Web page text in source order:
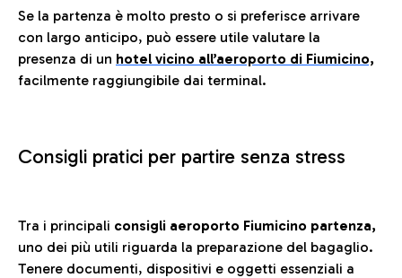
Se la partenza è molto presto o si preferisce arrivare
con largo anticipo, può essere utile valutare la
presenza di un hotel vicino all’aeroporto di Fiumicino,
facilmente raggiungibile dai terminal.
Consigli pratici per partire senza stress
Tra i principali consigli aeroporto Fiumicino partenza,
uno dei più utili riguarda la preparazione del bagaglio.
Tenere documenti, dispositivi e oggetti essenziali a